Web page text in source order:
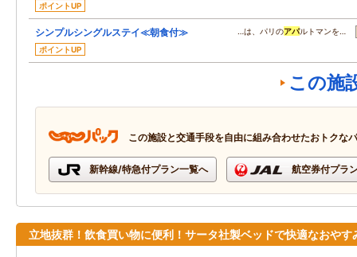
ポイントUP
シンプルシングルステイ≪朝食付≫
ポイントUP
…は、パリのアパルトマンを…
この施
この施設と交通手段を自由に組み合わせたおトクな
新幹線/特急付プラン一覧へ 航空券付プラ
立地抜群！飲食買い物に便利！サータ社製ベッドで快適なおやす